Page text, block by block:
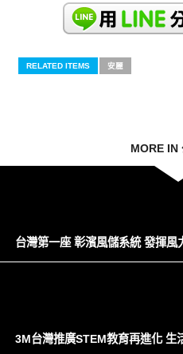
RELATED ITEMS 安麗
MORE IN
台灣第一座 彰濱風儲系統 發揮風
3M台灣推廣STEM教育再進化 生